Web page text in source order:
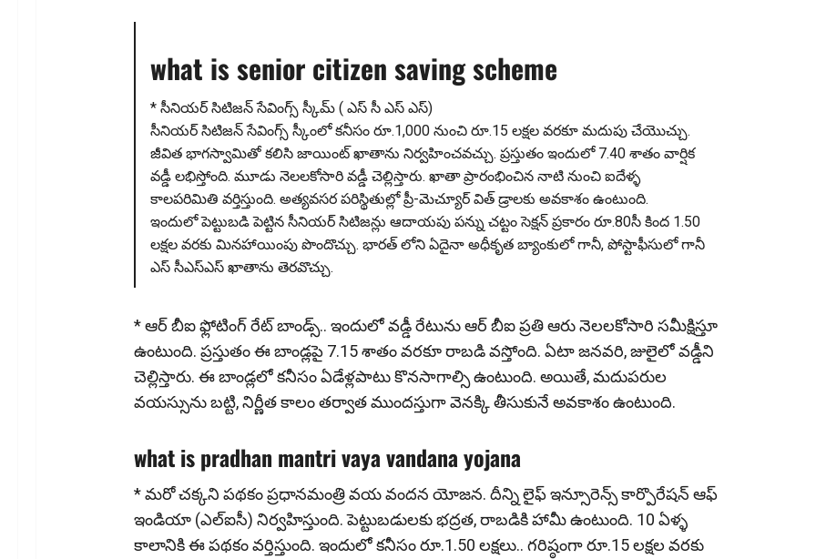
what is senior citizen saving scheme
* సీనియర్ సిటిజన్ సేవింగ్స్ స్కీమ్ ( ఎస్ సీ ఎస్ ఎస్‌)
సీనియర్ సిటిజన్ సేవింగ్స్ స్కీంలో కనీసం రూ.1,000 నుంచి రూ.15 లక్షల వరకూ మదుపు చేయొచ్చు.
జీవిత భాగస్వామితో కలిసి జాయింట్ ఖాతాను నిర్వహించవచ్చు. ప్రస్తుతం ఇందులో 7.40 శాతం వార్షిక
వడ్డీ లభిస్తోంది. మూడు నెలలకోసారి వడ్డీ చెల్లిస్తారు. ఖాతా ప్రారంభించిన నాటి నుంచి ఐదేళ్ళ
కాలపరిమితి వర్తిస్తుంది. అత్యవసర పరిస్థితుల్లో ప్రీ-మెచ్యూర్ విత్ డ్రాలకు అవకాశం ఉంటుంది.
ఇందులో పెట్టుబడి పెట్టిన సీనియర్ సిటిజన్లు ఆదాయపు పన్ను చట్టం సెక్షన్ ప్రకారం రూ.80సీ కింద 1.50
లక్షల వరకు మినహాయింపు పొందొచ్చు. భారత్ లోని ఏదైనా అధీకృత బ్యాంకులో గానీ, పోస్టాఫీసులో గానీ
ఎస్ సీఎస్ఎస్ ఖాతాను తెరవొచ్చు.
* ఆర్ బీఐ ఫ్లోటింగ్ రేట్ బాండ్స్‌.. ఇందులో వడ్డీ రేటును ఆర్ బీఐ ప్రతి ఆరు నెలలకోసారి సమీక్షిస్తూ
ఉంటుంది. ప్రస్తుతం ఈ బాండ్లపై 7.15 శాతం వరకూ రాబడి వస్తోంది. ఏటా జనవరి, జులైలో వడ్డీని
చెల్లిస్తారు. ఈ బాండ్లలో కనీసం ఏడేళ్లపాటు కొనసాగాల్సి ఉంటుంది. అయితే, మదుపరుల
వయస్సును బట్టి, నిర్ణీత కాలం తర్వాత ముందస్తుగా వెనక్కి తీసుకునే అవకాశం ఉంటుంది.
what is pradhan mantri vaya vandana yojana
* మ‌రో చ‌క్క‌ని ప‌థ‌కం ప్రధానమంత్రి వయ వందన యోజన. దీన్ని లైఫ్‌ ఇన్సూరెన్స్ కార్పొరేషన్ ఆఫ్
ఇండియా (ఎల్ఐసీ) నిర్వహిస్తుంది. పెట్టుబడులకు భద్రత, రాబడికి హామీ ఉంటుంది. 10 ఏళ్ళ
కాలానికి ఈ పథ‌కం వర్తిస్తుంది. ఇందులో కనీసం రూ.1.50 లక్షలు.. గరిష్ఠంగా రూ.15 లక్షల వరకు